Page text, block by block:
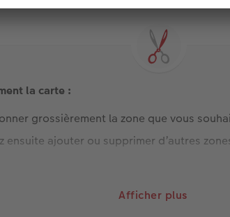
Afficher plus
la carte :
grossièrement la zone que vous
ajouter ou supprimer d’autres